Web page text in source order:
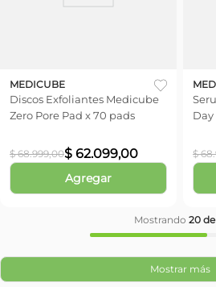
MEDICUBE
Discos Exfoliantes Medicube
Zero Pore Pad x 70 pads
$ 68.999,00$ 62.099,00
Agregar
Day
$ 68.
Mostrando 20 de
Mostrar más